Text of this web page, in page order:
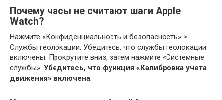
Почему часы не считают шаги Apple
Watch?
Нажмите «Конфиденциальность и безопасность» >
Службы геолокации. Убедитесь, что службы геолокации
включены. Прокрутите вниз, затем нажмите «Системные
службы». Убедитесь, что функция «Калибровка учета
движения» включена.